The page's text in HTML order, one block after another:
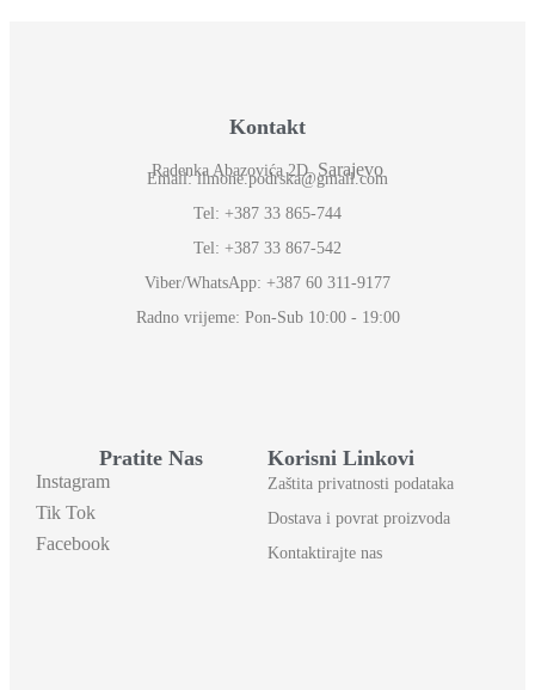
Korisni Linkovi
Zaštita privatnosti podataka
Dostava i povrat proizvoda
Kontaktirajte nas
Pratite Nas
Instagram
Tik Tok
Facebook
Kontakt
Radenka Abazovića 2D, Sarajevo
Email: ilmone.podrska@gmail.com
Tel: +387 33 865-744
Tel: +387 33 867-542
Viber/WhatsApp: +387 60 311-9177
Radno vrijeme: Pon-Sub 10:00 - 19:00